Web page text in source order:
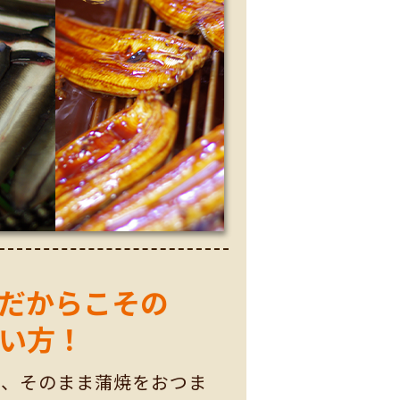
からこその
方！
そのまま蒲焼をおつま